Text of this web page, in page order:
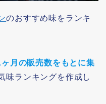
のおすすめ味をランキ
月の販売数をもとに集
味ランキングを作成し